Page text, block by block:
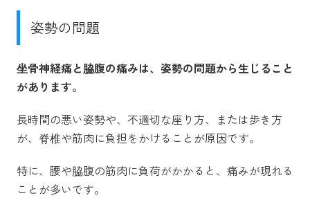
姿勢の問題
坐骨神経痛と脇腹の痛みは、姿勢の問題から生じること
があります。
長時間の悪い姿勢や、不適切な座り方、または歩き方
が、脊椎や筋肉に負担をかけることが原因です。
特に、腰や脇腹の筋肉に負荷がかかると、痛みが現れる
ことが多いです。